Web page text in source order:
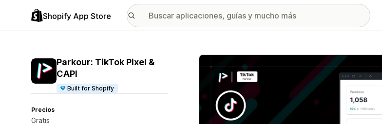
Shopify App Store
Parkour: TikTok Pixel &
CAPI
Built for Shopify
Precios
Gratis
Galería de imágenes destacadas